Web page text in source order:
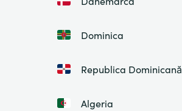
Dominica
Republica Dominicană
Algeria